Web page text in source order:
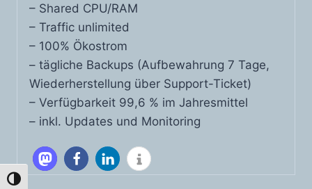
Umschalten auf hohe Kontraste
– Shared CPU/RAM
– Traffic unlimited
– 100% Ökostrom
– tägliche Backups (Aufbewahrung 7 Tage,
Wiederherstellung über Support-Ticket)
– Verfügbarkeit 99,6 % im Jahresmittel
– inkl. Updates und Monitoring